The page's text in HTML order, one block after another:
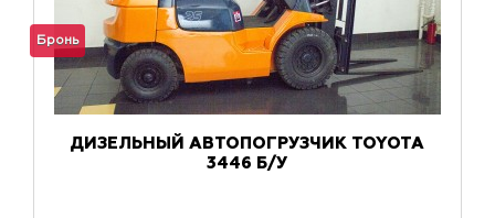
Бронь
ДИЗЕЛЬНЫЙ АВТОПОГРУЗЧИК TOYOTA
3446 Б/У